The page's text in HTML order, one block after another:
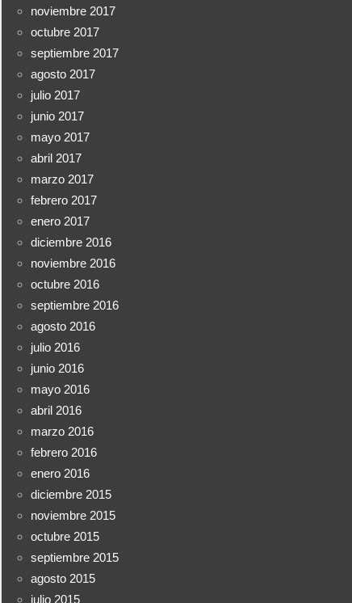
noviembre 2017
octubre 2017
septiembre 2017
agosto 2017
julio 2017
junio 2017
mayo 2017
abril 2017
marzo 2017
febrero 2017
enero 2017
diciembre 2016
noviembre 2016
octubre 2016
septiembre 2016
agosto 2016
julio 2016
junio 2016
mayo 2016
abril 2016
marzo 2016
febrero 2016
enero 2016
diciembre 2015
noviembre 2015
octubre 2015
septiembre 2015
agosto 2015
julio 2015